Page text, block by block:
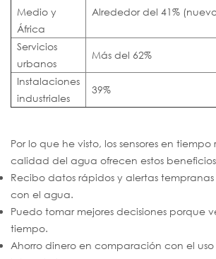
Medio y
África
Alrededor del 41%
Servicios
urbanos
Más del 62%
Instalaciones
industriales
39%
Por lo que he visto, los sensores en
calidad del agua ofrecen estos
Recibo datos rápidos y alertas
con el agua.
Puedo tomar mejores decisiones porque
tiempo.
Ahorro dinero en comparación con el